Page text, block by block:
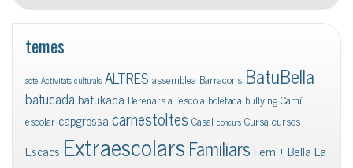
temes
acte Activitats culturals ALTRES assemblea Barracons BatuBella
batucadabatukada Berenars a l'escola boletada bullyingCamí
escolar capgrossacarnestoltes Casal concurs Cursa cursos
Escacs ExtraescolarsFamiliars Fem + Bella La